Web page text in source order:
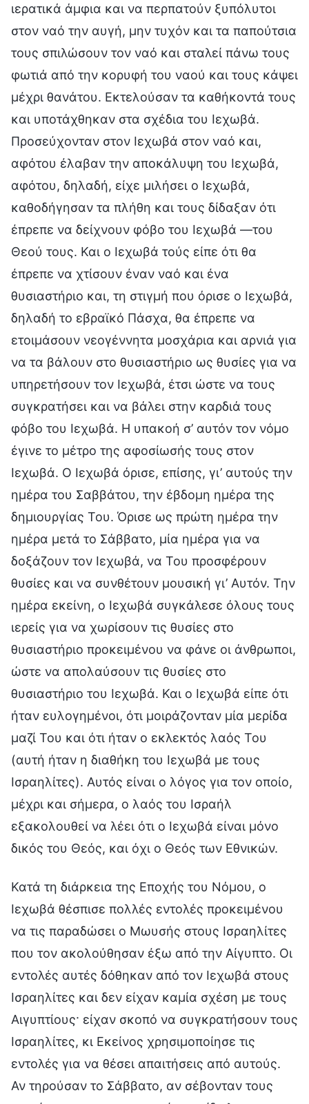
ιερατικά άμφια και να περπατούν ξυπόλυτοι
στον ναό την αυγή, μην τυχόν και τα παπούτσια
τους σπιλώσουν τον ναό και σταλεί πάνω τους
φωτιά από την κορυφή του ναού και τους κάψει
μέχρι θανάτου. Εκτελούσαν τα καθήκοντά τους
και υποτάχθηκαν στα σχέδια του Ιεχωβά.
Προσεύχονταν στον Ιεχωβά στον ναό και,
αφότου έλαβαν την αποκάλυψη του Ιεχωβά,
αφότου, δηλαδή, είχε μιλήσει ο Ιεχωβά,
καθοδήγησαν τα πλήθη και τους δίδαξαν ότι
έπρεπε να δείχνουν φόβο του Ιεχωβά —του
Θεού τους. Και ο Ιεχωβά τούς είπε ότι θα
έπρεπε να χτίσουν έναν ναό και ένα
θυσιαστήριο και, τη στιγμή που όρισε ο Ιεχωβά,
δηλαδή το εβραϊκό Πάσχα, θα έπρεπε να
ετοιμάσουν νεογέννητα μοσχάρια και αρνιά για
να τα βάλουν στο θυσιαστήριο ως θυσίες για να
υπηρετήσουν τον Ιεχωβά, έτσι ώστε να τους
συγκρατήσει και να βάλει στην καρδιά τους
φόβο του Ιεχωβά. Η υπακοή σ’ αυτόν τον νόμο
έγινε το μέτρο της αφοσίωσής τους στον
Ιεχωβά. Ο Ιεχωβά όρισε, επίσης, γι’ αυτούς την
ημέρα του Σαββάτου, την έβδομη ημέρα της
δημιουργίας Του. Όρισε ως πρώτη ημέρα την
ημέρα μετά το Σάββατο, μία ημέρα για να
δοξάζουν τον Ιεχωβά, να Του προσφέρουν
θυσίες και να συνθέτουν μουσική γι’ Αυτόν. Την
ημέρα εκείνη, ο Ιεχωβά συγκάλεσε όλους τους
ιερείς για να χωρίσουν τις θυσίες στο
θυσιαστήριο προκειμένου να φάνε οι άνθρωποι,
ώστε να απολαύσουν τις θυσίες στο
θυσιαστήριο του Ιεχωβά. Και ο Ιεχωβά είπε ότι
ήταν ευλογημένοι, ότι μοιράζονταν μία μερίδα
μαζί Του και ότι ήταν ο εκλεκτός λαός Του
(αυτή ήταν η διαθήκη του Ιεχωβά με τους
Ισραηλίτες). Αυτός είναι ο λόγος για τον οποίο,
μέχρι και σήμερα, ο λαός του Ισραήλ
εξακολουθεί να λέει ότι ο Ιεχωβά είναι μόνο
δικός του Θεός, και όχι ο Θεός των Εθνικών.
Κατά τη διάρκεια της Εποχής του Νόμου, ο
Ιεχωβά θέσπισε πολλές εντολές προκειμένου
να τις παραδώσει ο Μωυσής στους Ισραηλίτες
που τον ακολούθησαν έξω από την Αίγυπτο. Οι
εντολές αυτές δόθηκαν από τον Ιεχωβά στους
Ισραηλίτες και δεν είχαν καμία σχέση με τους
Αιγυπτίους· είχαν σκοπό να συγκρατήσουν τους
Ισραηλίτες, κι Εκείνος χρησιμοποίησε τις
εντολές για να θέσει απαιτήσεις από αυτούς.
Αν τηρούσαν το Σάββατο, αν σέβονταν τους